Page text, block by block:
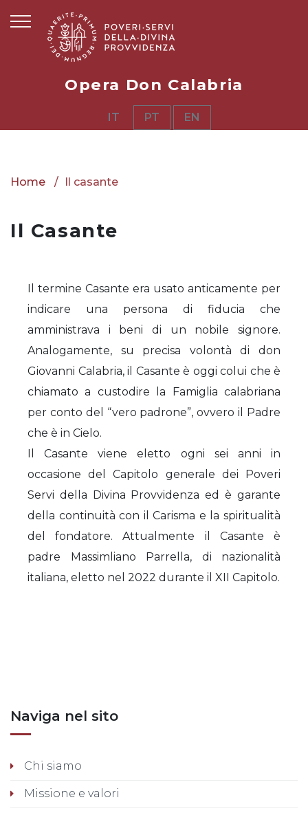
Opera Don Calabria
IT PT EN
Home Il casante
Il Casante
Il termine Casante era usato anticamente per
indicare una persona di fiducia che
amministrava i beni di un nobile signore.
Analogamente, su precisa volontà di don
Giovanni Calabria, il Casante è oggi colui che è
chiamato a custodire la Famiglia calabriana
per conto del “vero padrone”, ovvero il Padre
che è in Cielo.
Il Casante viene eletto ogni sei anni in
occasione del Capitolo generale dei Poveri
Servi della Divina Provvidenza ed è garante
della continuità con il Carisma e la spiritualità
del fondatore. Attualmente il Casante è
padre Massimliano Parrella, di nazionalità
italiana, eletto nel 2022 durante il XII Capitolo.
Naviga nel sito
Chi siamo
Missione e valori